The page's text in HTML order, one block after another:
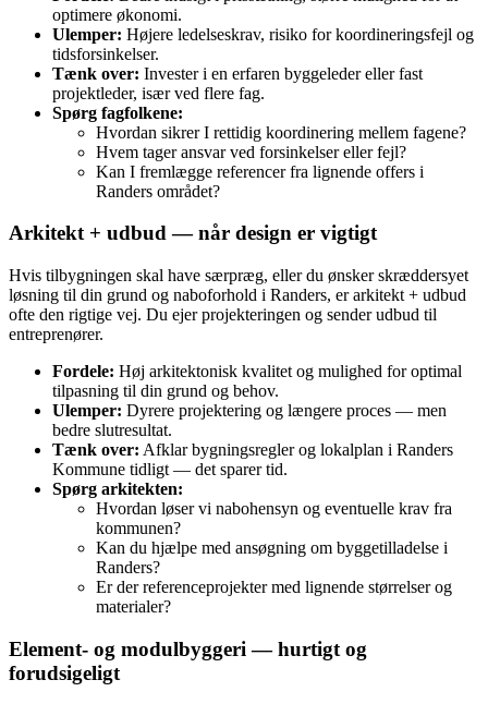
optimere økonomi.
Ulemper: Højere ledelseskrav, risiko for koordineringsfejl og
tidsforsinkelser.
Tænk over: Invester i en erfaren byggeleder eller fast
projektleder, især ved flere fag.
Spørg fagfolkene:
Hvordan sikrer I rettidig koordinering mellem fagene?
Hvem tager ansvar ved forsinkelser eller fejl?
Kan I fremlægge referencer fra lignende offers i
Randers området?
Arkitekt + udbud — når design er vigtigt
Hvis tilbygningen skal have særpræg, eller du ønsker skræddersyet
løsning til din grund og nabo­forhold i Randers, er arkitekt + udbud
ofte den rigtige vej. Du ejer projekteringen og sender udbud til
entreprenører.
Fordele: Høj arkitektonisk kvalitet og mulighed for optimal
tilpasning til din grund og behov.
Ulemper: Dyrere projektering og længere proces — men
bedre slutresultat.
Tænk over: Afklar bygningsregler og lokalplan i Randers
Kommune tidligt — det sparer tid.
Spørg arkitekten:
Hvordan løser vi nabohensyn og eventuelle krav fra
kommunen?
Kan du hjælpe med ansøgning om byggetilladelse i
Randers?
Er der referenceprojekter med lignende størrelser og
materialer?
Element- og modulbyggeri — hurtigt og
forudsigeligt